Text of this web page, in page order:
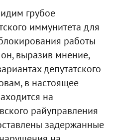
грубое
иммунитета для
работы
выразив мнение,
депутатского
в настоящее
на
райуправления
задержанные